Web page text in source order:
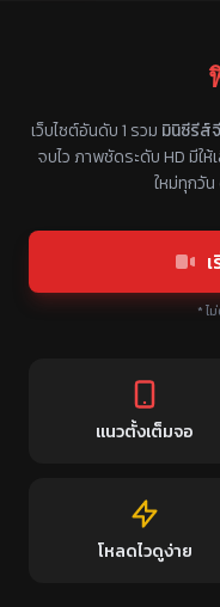
แหล่งรวมซีรี่ย์จีนแนวตั้
เว็บไซต์อันดับ 1 รวม มินิซีรีส์
จบไว ภาพชัดระดับ HD มีให้
ใหม่ทุกวั
* ไ
แนวตั้งเต็มจอ
โหลดไวดูง่าย